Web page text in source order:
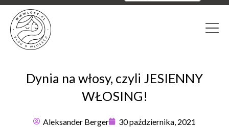
Dynia na włosy, czyli JESIENNY
WŁOSING!
Aleksander Berger 30 października, 2021